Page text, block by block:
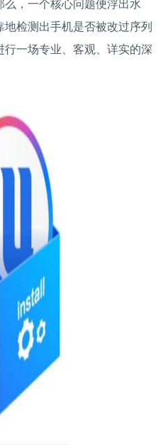
，一个核心问题便浮出水
地检测出手机是否被改过序列
一场专业、客观、详实的深